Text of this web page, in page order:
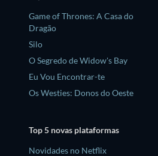
Game of Thrones: A Casa do
Dragão
Silo
O Segredo de Widow's Bay
Eu Vou Encontrar-te
Os Westies: Donos do Oeste
Top 5 novas plataformas
Novidades no Netflix